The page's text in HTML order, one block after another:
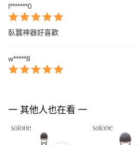
l*******0
臥蠶神器好喜歡
w*****8
一 其他人也在看 一